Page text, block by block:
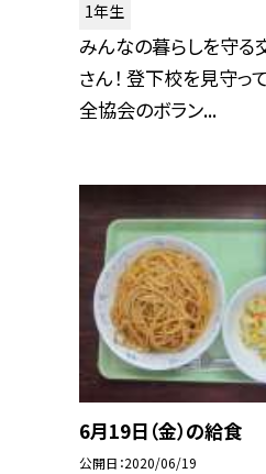
1年生
みんなの暮らしを守る
さん！ 登下校を見守っ
全協会のボラン...
6月19日（金）の給食
公開日 2020/06/19